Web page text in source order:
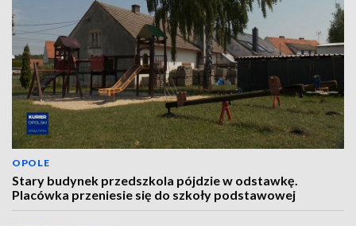
OPOLE
Stary budynek przedszkola pójdzie w odstawkę.
Placówka przeniesie się do szkoły podstawowej